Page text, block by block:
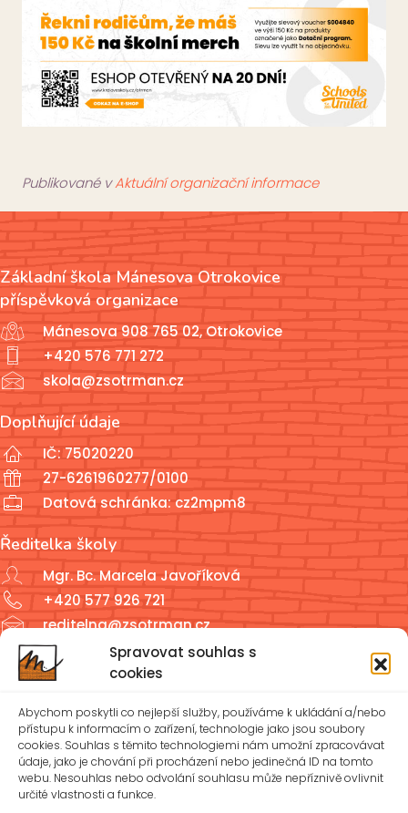
Spravovat souhlas s
cookies
Abychom poskytli co nejlepší služby, používáme k ukládání a/nebo
přístupu k informacím o zařízení, technologie jako jsou soubory
cookies. Souhlas s těmito technologiemi nám umožní zpracovávat
údaje, jako je chování při procházení nebo jedinečná ID na tomto
webu. Nesouhlas nebo odvolání souhlasu může nepříznivě ovlivnit
určité vlastnosti a funkce.
Publikované vAktuální organizační informace
Základní škola Mánesova Otrokovice
příspěvková organizace
Mánesova 908 765 02, Otrokovice
+420 576 771 272
skola@zsotrman.cz
Doplňující údaje
IČ: 75020220
27-6261960277/0100
Datová schránka: cz2mpm8
Ředitelka školy
Mgr. Bc. Marcela Javoříková
+420 577 926 721
reditelna@zsotrman.cz
Školní jídelna a školní družina
ŠD: +420 577 926 720
reditelna@zsotrman.cz
Zásady cookies (EU)